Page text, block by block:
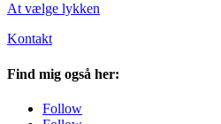
At vælge lykken
Kontakt
Find mig også her:
Follow